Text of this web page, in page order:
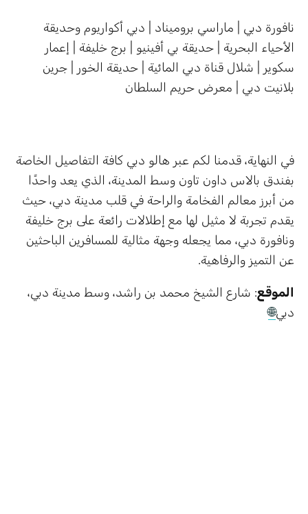
نافورة دبي | ماراسي بروميناد | دبي أكواريوم وحديقة
الأحياء البحرية | حديقة بي أفينيو | برج خليفة | إعمار
سكوير | شلال قناة دبي المائية | حديقة الخور | جرين
بلانيت دبي | معرض حريم السلطان
في النهاية، قدمنا لكم عبر هالو دبي كافة التفاصيل الخاصة
بفندق بالاس داون تاون وسط المدينة، الذي يعد واحدًا
من أبرز معالم الفخامة والراحة في قلب مدينة دبي، حيث
يقدم تجربة لا مثيل لها مع إطلالات رائعة على برج خليفة
ونافورة دبي، مما يجعله وجهة مثالية للمسافرين الباحثين
عن التميز والرفاهية.
الموقع: شارع الشيخ محمد بن راشد، وسط مدينة دبي،
دبي🌐